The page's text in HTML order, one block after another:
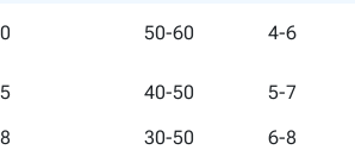
50-60
4-6
40-50
5-7
30-50
6-8